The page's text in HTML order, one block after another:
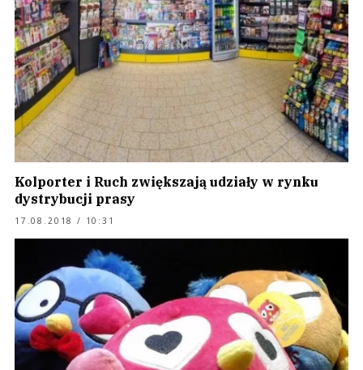
Kolporter i Ruch zwiększają udziały w rynku
dystrybucji prasy
17.08.2018 / 10:31